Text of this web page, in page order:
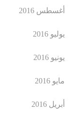
أغسطس 2016
يوليو 2016
يونيو 2016
مايو 2016
أبريل 2016